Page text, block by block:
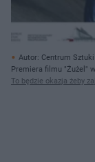
Autor: Centrum
Premiera filmu
To będzie okazja żeby